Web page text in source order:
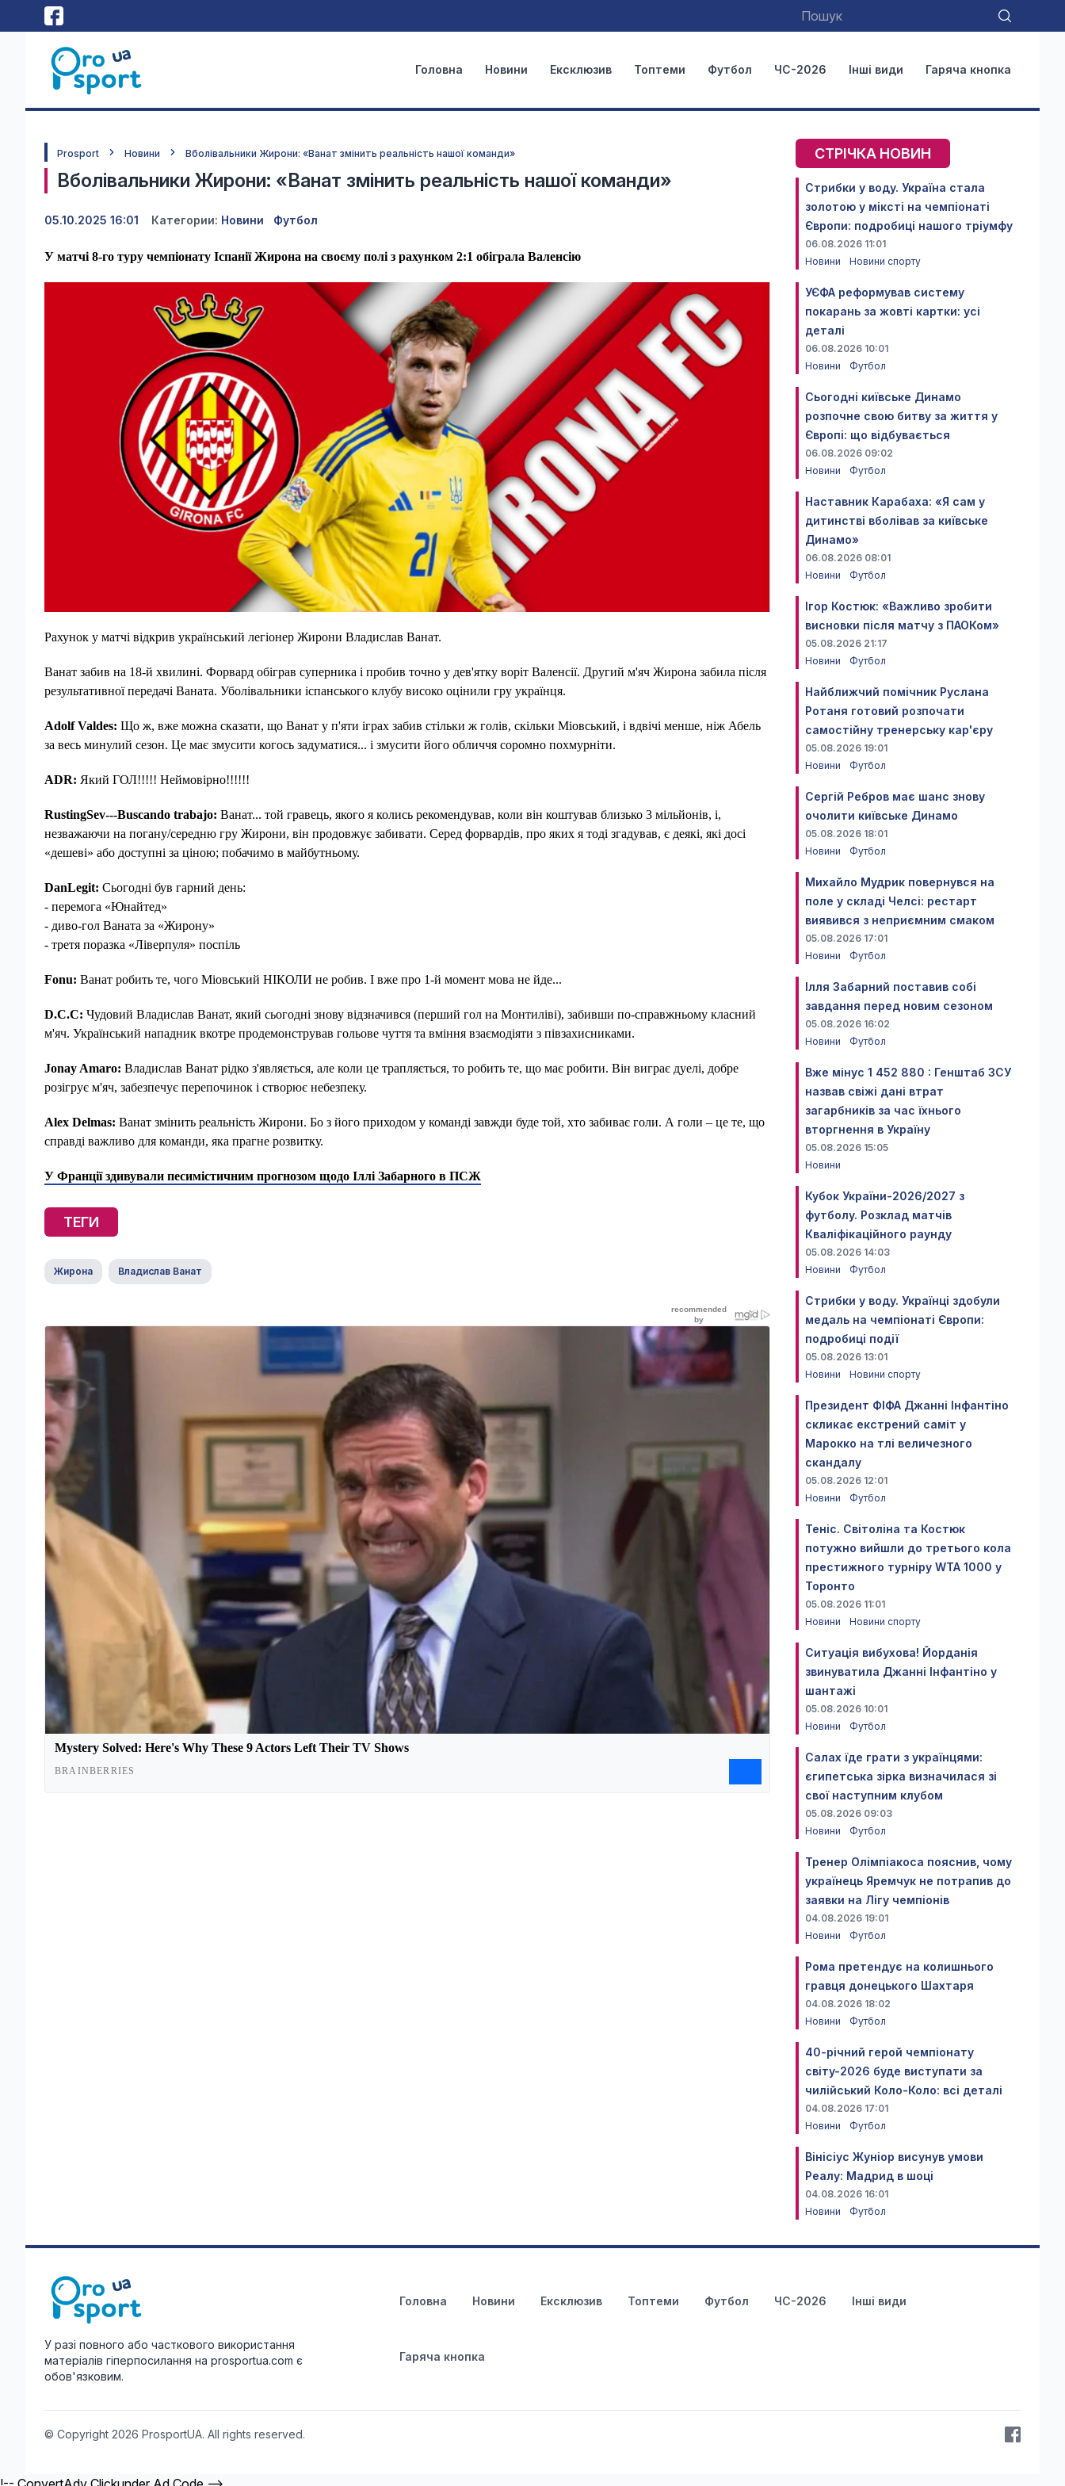
Головна Новини Ексклюзив Топтеми Футбол ЧС-2026 Інші види Гаряча кнопка
Prosport Новини Вболівальники Жирони: «Ванат змінить реальність нашої команди»
Вболівальники Жирони: «Ванат змінить реальність нашої команди»
05.10.2025 16:01 Категории: Новини Футбол
У матчі 8-го туру чемпіонату Іспанії Жирона на своєму полі з рахунком 2:1 обіграла Валенсію
Рахунок у матчі відкрив український легіонер Жирони Владислав Ванат.
Ванат забив на 18-й хвилині. Форвард обіграв суперника і пробив точно у дев'ятку воріт Валенсії. Другий м'яч Жирона забила після
результативної передачі Ваната. Уболівальники іспанського клубу високо оцінили гру українця.
Adolf Valdes: Що ж, вже можна сказати, що Ванат у п'яти іграх забив стільки ж голів, скільки Міовський, і вдвічі менше, ніж Абель
за весь минулий сезон. Це має змусити когось задуматися... і змусити його обличчя соромно похмурніти.
ADR: Який ГОЛ!!!!! Неймовірно!!!!!!
RustingSev---Buscando trabajo: Ванат... той гравець, якого я колись рекомендував, коли він коштував близько 3 мільйонів, і,
незважаючи на погану/середню гру Жирони, він продовжує забивати. Серед форвардів, про яких я тоді згадував, є деякі, які досі
«дешеві» або доступні за ціною; побачимо в майбутньому.
DanLegit: Сьогодні був гарний день:
- перемога «Юнайтед»
- диво-гол Ваната за «Жирону»
- третя поразка «Ліверпуля» поспіль
Fonu: Ванат робить те, чого Міовський НІКОЛИ не робив. І вже про 1-й момент мова не йде...
D.C.C: Чудовий Владислав Ванат, який сьогодні знову відзначився (перший гол на Монтиліві), забивши по-справжньому класний
м'яч. Український нападник вкотре продемонстрував гольове чуття та вміння взаємодіяти з півзахисниками.
Jonay Amaro: Владислав Ванат рідко з'являється, але коли це трапляється, то робить те, що має робити. Він виграє дуелі, добре
розігрує м'яч, забезпечує перепочинок і створює небезпеку.
Alex Delmas: Ванат змінить реальність Жирони. Бо з його приходом у команді завжди буде той, хто забиває голи. А голи – це те, що
справді важливо для команди, яка прагне розвитку.
У Франції здивували песимістичним прогнозом щодо Іллі Забарного в ПСЖ
ТЕГИ
Жирона Владислав Ванат
СТРІЧКА НОВИН
Стрибки у воду. Україна стала
золотою у міксті на чемпіонаті
Європи: подробиці нашого тріумфу
06.08.2026 11:01
Новини
Новини спорту
УЄФА реформував систему
покарань за жовті картки: усі
деталі
06.08.2026 10:01
Новини
Футбол
Сьогодні київське Динамо
розпочне свою битву за життя у
Європі: що відбувається
06.08.2026 09:02
Новини
Футбол
Наставник Карабаха: «Я сам у
дитинстві вболівав за київське
Динамо»
06.08.2026 08:01
Новини
Футбол
Ігор Костюк: «Важливо зробити
висновки після матчу з ПАОКом»
05.08.2026 21:17
Новини
Футбол
Найближчий помічник Руслана
Ротаня готовий розпочати
самостійну тренерську кар'єру
05.08.2026 19:01
Новини
Футбол
Сергій Ребров має шанс знову
очолити київське Динамо
05.08.2026 18:01
Новини
Футбол
Михайло Мудрик повернувся на
поле у складі Челсі: рестарт
виявився з неприємним смаком
05.08.2026 17:01
Новини
Футбол
Ілля Забарний поставив собі
завдання перед новим сезоном
05.08.2026 16:02
Новини
Футбол
Вже мінус 1 452 880 : Генштаб ЗСУ
назвав свіжі дані втрат
загарбників за час їхнього
вторгнення в Україну
05.08.2026 15:05
Новини
Кубок України-2026/2027 з
футболу. Розклад матчів
Кваліфікаційного раунду
05.08.2026 14:03
Новини
Футбол
Стрибки у воду. Українці здобули
медаль на чемпіонаті Європи:
подробиці події
05.08.2026 13:01
Новини
Новини спорту
Президент ФІФА Джанні Інфантіно
скликає екстрений саміт у
Марокко на тлі величезного
скандалу
05.08.2026 12:01
Новини
Футбол
Теніс. Світоліна та Костюк
потужно вийшли до третього кола
престижного турніру WTA 1000 у
Торонто
05.08.2026 11:01
Новини
Новини спорту
Ситуація вибухова! Йорданія
звинуватила Джанні Інфантіно у
шантажі
05.08.2026 10:01
Новини
Футбол
Салах їде грати з українцями:
єгипетська зірка визначилася зі
свої наступним клубом
05.08.2026 09:03
Новини
Футбол
Тренер Олімпіакоса пояснив, чому
українець Яремчук не потрапив до
заявки на Лігу чемпіонів
04.08.2026 19:01
Новини
Футбол
Рома претендує на колишнього
гравця донецького Шахтаря
04.08.2026 18:02
Новини
Футбол
40-річний герой чемпіонату
світу-2026 буде виступати за
чилійський Коло-Коло: всі деталі
04.08.2026 17:01
Новини
Футбол
Вінісіус Жуніор висунув умови
Реалу: Мадрид в шоці
04.08.2026 16:01
Новини
Футбол
У разі повного або часткового використання
матеріалів гіперпосилання на prosportua.com є
обов'язковим.
Головна Новини Ексклюзив Топтеми Футбол ЧС-2026 Інші види
Гаряча кнопка
© Copyright 2026 ProsportUA. All rights reserved.